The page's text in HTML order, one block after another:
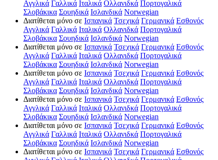
Αγγλικά Γαλλικά Ιταλικά Ολλανιδκά Πορτογαλικά
Σλοβάκικα Σουηδικά Ισλανδικά Norwegian
Διατίθεται μόνο σε Ισπανικά Τσεχικά Γερμανικά Εσθονός
Αγγλικά Γαλλικά Ιταλικά Ολλανιδκά Πορτογαλικά
Σλοβάκικα Σουηδικά Ισλανδικά Norwegian
Διατίθεται μόνο σε Ισπανικά Τσεχικά Γερμανικά Εσθονός
Αγγλικά Γαλλικά Ιταλικά Ολλανιδκά Πορτογαλικά
Σλοβάκικα Σουηδικά Ισλανδικά Norwegian
Διατίθεται μόνο σε Ισπανικά Τσεχικά Γερμανικά Εσθονός
Αγγλικά Γαλλικά Ιταλικά Ολλανιδκά Πορτογαλικά
Σλοβάκικα Σουηδικά Ισλανδικά Norwegian
Διατίθεται μόνο σε Ισπανικά Τσεχικά Γερμανικά Εσθονός
Αγγλικά Γαλλικά Ιταλικά Ολλανιδκά Πορτογαλικά
Σλοβάκικα Σουηδικά Ισλανδικά Norwegian
Διατίθεται μόνο σε Ισπανικά Τσεχικά Γερμανικά Εσθονός
Αγγλικά Γαλλικά Ιταλικά Ολλανιδκά Πορτογαλικά
Σλοβάκικα Σουηδικά Ισλανδικά Norwegian
Διατίθεται μόνο σε Ισπανικά Τσεχικά Γερμανικά Εσθονός